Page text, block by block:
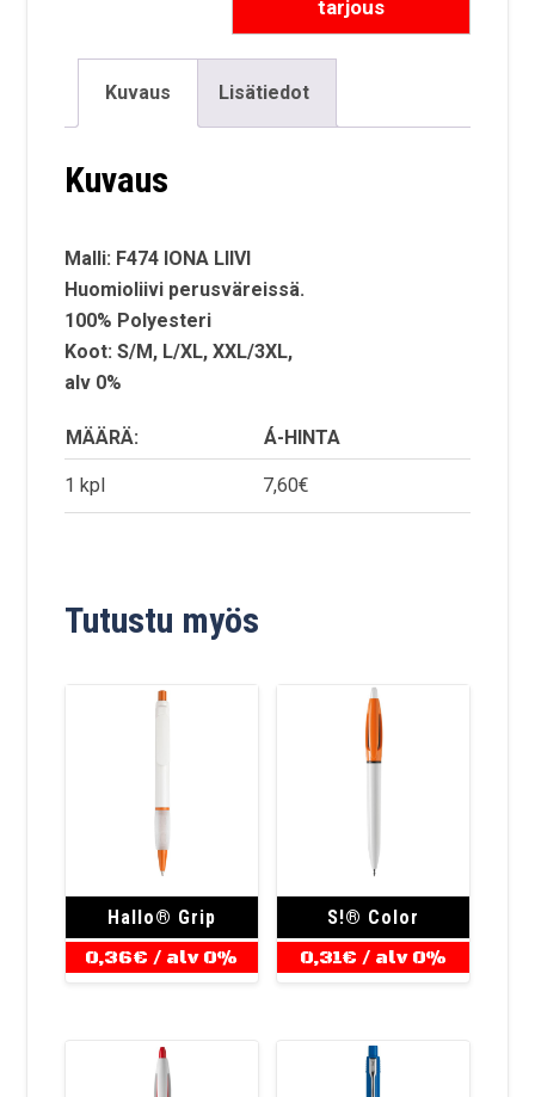
Kuvaus Lisätiedot
Kuvaus
Malli: F474 IONA LIIVI
Huomioliivi perusväreissä.
100% Polyesteri
Koot: S/M, L/XL, XXL/3XL,
alv 0%
MÄÄRÄ: Á-HINTA
1 kpl 7,60€
Tutustu myös
Hallo® Grip
0,36€ / alv 0%
S!® Color
0,31€ / alv 0%